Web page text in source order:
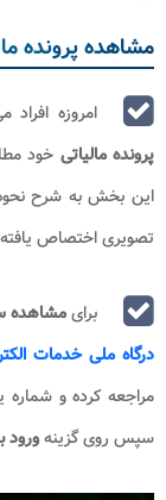
مشاهده پرونده
امروزه
پرونده مالیاتی خود
این بخش به شرح
تصویری اختصاص
برایمشاهده
درگاه ملی خدمات
مراجعه کرده و شماره
سپس روی گزینهورود